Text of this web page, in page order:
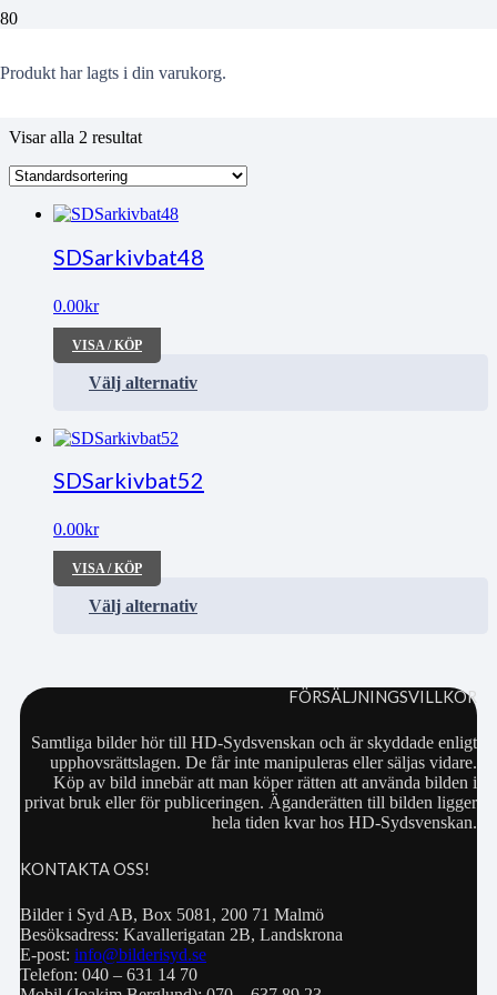
Produkt har lagts i din varukorg.
Jagaren
Visar alla 2 resultat
SDSarkivbat48
0.00kr
VISA / KÖP
Välj alternativ
SDSarkivbat52
0.00kr
VISA / KÖP
Välj alternativ
FÖRSÄLJNINGSVILLKOR
Samtliga bilder hör till HD-Sydsvenskan och är skyddade enligt
upphovsrättslagen. De får inte manipuleras eller säljas vidare.
Köp av bild innebär att man köper rätten att använda bilden i
privat bruk eller för publiceringen. Äganderätten till bilden ligger
hela tiden kvar hos HD-Sydsvenskan.
KONTAKTA OSS!
Bilder i Syd AB, Box 5081, 200 71 Malmö
Besöksadress: Kavallerigatan 2B, Landskrona
E-post: info@bilderisyd.se
Telefon: 040 – 631 14 70